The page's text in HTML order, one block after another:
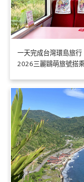
一天完成台灣環島旅
2026三麗鷗萌旅號搭